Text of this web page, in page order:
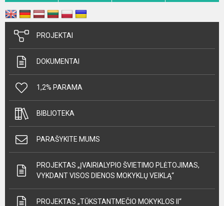
PROJEKTAI
DOKUMENTAI
1,2% PARAMA
BIBLIOTEKA
PARAŠYKITE MUMS
PROJEKTAS „ĮVAIRIALYPIO ŠVIETIMO PLĖTOJIMAS,
VYKDANT VISOS DIENOS MOKYKLŲ VEIKLĄ“
PROJEKTAS „TŪKSTANTMEČIO MOKYKLOS II“